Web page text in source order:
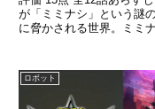
が「ミミナシ」という謎
に脅かされる世界。ミミ
Wikipedia
ロボット